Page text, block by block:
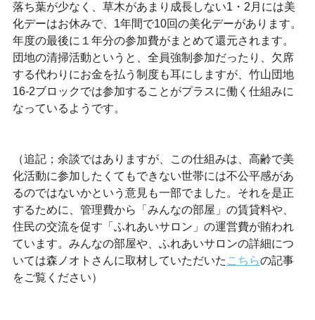
落ち葉が少なく、草木があまり成長しない1・2月には美
化デーはお休みで、1年間で10回の美化デーがあります。
年度の最後に１年分の参加費がまとめて還元されます。
団地の清掃活動というと、全員強制参加だったり、欠席
する代わりにお金を払う制度も耳にしますが、竹山団地
16‐2ブロックでは参加することがプラスに働く仕組みに
なっているようです。
（追記；余談ではありますが、この仕組みは、高齢で美
化活動に参加したくてもできない世帯には不公平感があ
るのではないかという意見も一部でました。それを是正
するために、管理費から「みんなの部屋」の賃貸料や、
住民の交流を促す「ふれあいサロン」の運営費が賄われ
ています。みんなの部屋や、ふれあいサロンの詳細につ
いては森ノオトさんに取材していただいた こちらの記事
をご覧ください）